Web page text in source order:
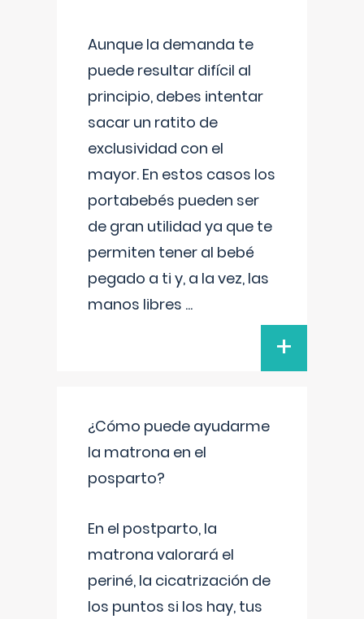
Aunque la demanda te
puede resultar difícil al
principio, debes intentar
sacar un ratito de
exclusividad con el
mayor. En estos casos los
portabebés pueden ser
de gran utilidad ya que te
permiten tener al bebé
pegado a ti y, a la vez, las
manos libres ...
+
¿Cómo puede ayudarme
la matrona en el
posparto?
En el postparto, la
matrona valorará el
periné, la cicatrización de
los puntos si los hay, tus